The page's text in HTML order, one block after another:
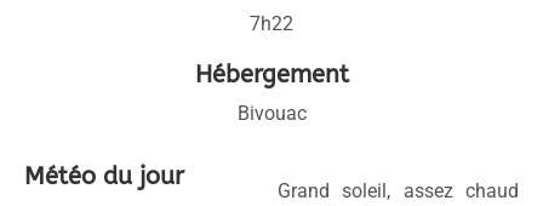
7h22
Hébergement
Bivouac
Météo du jour
Grand soleil, assez chaud